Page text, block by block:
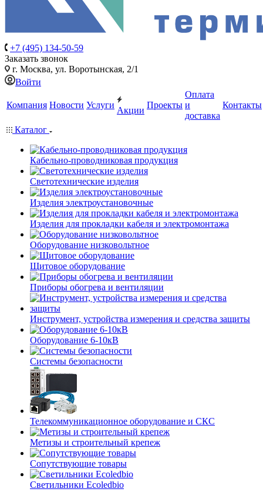
+7 (495) 134-50-59
Заказать звонок
г. Москва, ул. Воротынская, 2/1
Войти
Компания Новости Услуги
Акции
Проекты
Оплата
и
доставка
Контакты
Каталог
Кабельно-проводниковая продукция
Светотехнические изделия
Изделия электроустановочные
Изделия для прокладки кабеля и электромонтажа
Оборудование низковольтное
Щитовое оборудование
Приборы обогрева и вентиляции
Инструмент, устройства измерения и средства защиты
Оборудование 6-10кВ
Системы безопасности
Телекоммуникационное оборудование и СКС
Метизы и строительный крепеж
Сопутствующие товары
Светильники Ecoledbio